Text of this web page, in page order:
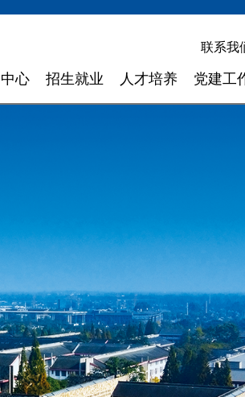
联系我
心
焦
招生就业 人才培养
校 团 委
师资力量
奖助学金
图书馆
党建工